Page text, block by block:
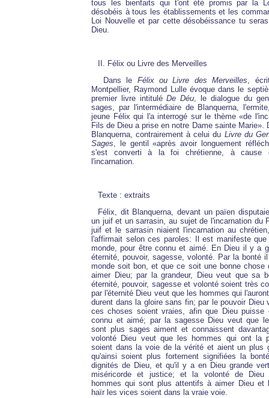
tous les bienfaits qui t'ont été promis par la
désobéis à tous les établissements et les
Loi Nouvelle et par cette désobéissance tu
Dieu.
II. Félix ou Livre des Merveilles
Dans le Félix ou Livre des Merveilles,
Montpellier, Raymond Lulle évoque dans le
premier livre intituléDe Déu, le dialogue du
sages, par l'intermédiaire de Blanquerna,
jeune Félix qui l'a interrogé sur le thème «de
Fils de Dieu a prise en notre Dame sainte Marie».
Blanquerna, contrairement à celui du Livre du
Sages, le gentil «après avoir longuement
s'est converti à la foi chrétienne, à cause
l'incarnation.
Texte : extraits
Félix, dit Blanquerna, devant un païen
un juif et un sarrasin, au sujet de l'incarnation du
juif et le sarrasin niaient l'incarnation au
l'affirmait selon ces paroles: Il est manifeste
monde, pour être connu et aimé. En Dieu il y a
éternité, pouvoir, sagesse, volonté. Par la bonté
monde soit bon, et que ce soit une bonne chose
aimer Dieu; par la grandeur, Dieu veut que sa
éternité, pouvoir, sagesse et volonté soient très
par l'éternité Dieu veut que les hommes qui
durent dans la gloire sans fin; par le pouvoir Dieu
ces choses soient vraies, afin que Dieu puisse
connu et aimé; par la sagesse Dieu veut que
sont plus sages aiment et connaissent
volonté Dieu veut que les hommes qui ont la
soient dans la voie de la vérité et aient un plus
qu'ainsi soient plus fortement signifiées la
dignités de Dieu, et qu'il y a en Dieu grande
miséricorde et justice; et la volonté de
hommes qui sont plus attentifs à aimer Dieu et
haïr les vices soient dans la vraie voie.